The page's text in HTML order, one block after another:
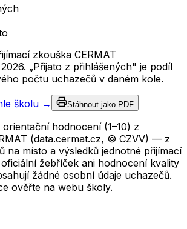
zkouška CERMAT
2026. „Přijato z přihlášených" je podíl
počtu uchazečů v daném kole.
školu → Stáhnout jako PDF
hodnocení (1–10) z
(data.cermat.cz, © CZVV) — z
na místo a výsledků jednotné přijímací
žebříček ani hodnocení kvality
žádné osobní údaje uchazečů.
ověřte na webu školy.